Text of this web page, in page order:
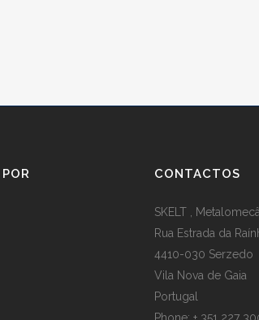
CONTACTOS
SKELT ,
Rua Estrada da
4410-030 Serzedo
Vila Nova de Gaia
Portugal